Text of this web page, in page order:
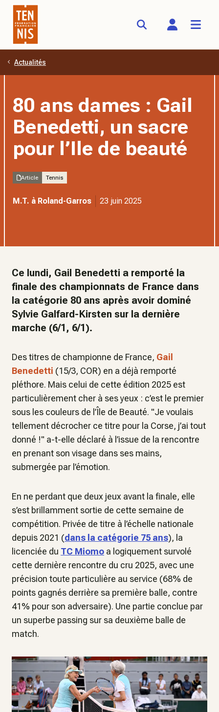
Aller au contenu principal
Actualités
80 ans dames : Gail
Benedetti, un sacre
pour l’Ile de beauté
Article Tennis
M.T. à Roland-Garros 23 juin 2025
Ce lundi, Gail Benedetti a remporté la
finale des championnats de France dans
la catégorie 80 ans après avoir dominé
Sylvie Galfard-Kirsten sur la dernière
marche (6/1, 6/1).
Des titres de championne de France, Gail
Benedetti (15/3, COR) en a déjà remporté
pléthore. Mais celui de cette édition 2025 est
particulièrement cher à ses yeux : c’est le premier
sous les couleurs de l’Île de Beauté. "Je voulais
tellement décrocher ce titre pour la Corse, j’ai tout
donné !" a-t-elle déclaré à l’issue de la rencontre
en prenant son visage dans ses mains,
submergée par l’émotion.
En ne perdant que deux jeux avant la finale, elle
s’est brillamment sortie de cette semaine de
compétition. Privée de titre à l’échelle nationale
depuis 2021 (dans la catégorie 75 ans), la
licenciée du TC Miomo a logiquement survolé
cette dernière rencontre du cru 2025, avec une
précision toute particulière au service (68% de
points gagnés derrière sa première balle, contre
41% pour son adversaire). Une partie conclue par
un superbe passing sur sa deuxième balle de
match.